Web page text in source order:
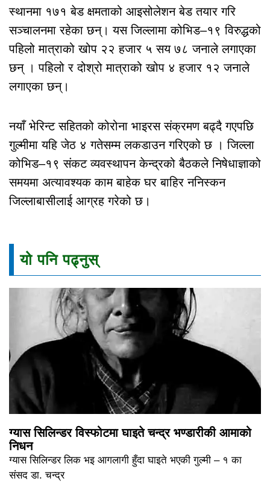
स्थानमा १७१ बेड क्षमताको आइसोलेशन बेड तयार गरि
सञ्चालनमा रहेका छन्। यस जिल्लामा कोभिड–१९ विरुद्धको
पहिलो मात्राको खोप २२ हजार ५ सय ७८ जनाले लगाएका
छन् । पहिलो र दोश्रो मात्राको खोप ४ हजार १२ जनाले
लगाएका छन्।
नयाँ भेरिन्ट सहितको कोरोना भाइरस संक्रमण बढ्दै गएपछि
गुल्मीमा यहि जेठ ४ गतेसम्म लकडाउन गरिएको छ । जिल्ला
कोभिड–१९ संकट व्यवस्थापन केन्द्रको बैठकले निषेधाज्ञाको
समयमा अत्यावश्यक काम बाहेक घर बाहिर ननिस्कन
जिल्लाबासीलाई आग्रह गरेको छ।
यो पनि पढ्नुस्
ग्यास सिलिन्डर विस्फोटमा घाइते चन्द्र भण्डारीकी आमाको
निधन
ग्यास सिलिन्डर लिक भइ आगलागी हुँदा घाइते भएकी गुल्मी – १ का
संसद डा. चन्द्र